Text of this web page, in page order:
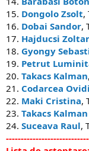
15. Dongolo Zsolt,
16. Dobai Sandor,
17. Hajducsi
18. Gyongy
19. Petrut
20. Takacs Kalman
21. Codarcea
22. Maki Cristina,
23. Takacs Kalman
24. Suceava Raul,